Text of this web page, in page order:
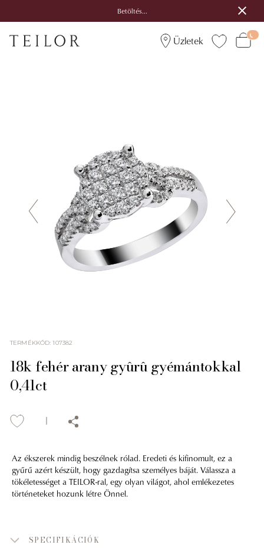
Betöltés...
Üzletek
TERMÉKKÓD:107382
18k fehér arany gyûrû gyémántokkal
0,41ct
Az ékszerek mindig beszélnek rólad. Eredeti és kifinomult, ez a
gyűrű azért készült, hogy gazdagítsa személyes báját. Válassza a
tökéletességet a TEILOR-ral, egy olyan világot, ahol emlékezetes
történeteket hozunk létre Önnel.
SPECIFIKÁCIÓK